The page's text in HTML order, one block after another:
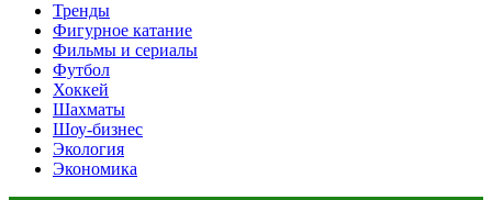
Тренды
Фигурное катание
Фильмы и сериалы
Футбол
Хоккей
Шахматы
Шоу-бизнес
Экология
Экономика